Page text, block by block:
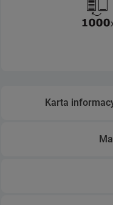
Karta
Rozwiń sekcję